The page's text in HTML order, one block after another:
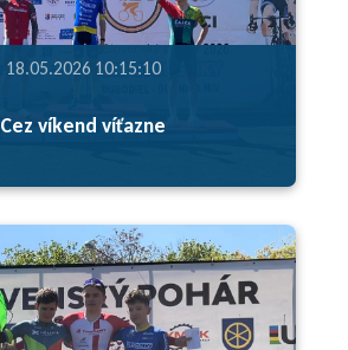
18.05.2026 10:15:10
Cez víkend víťazne